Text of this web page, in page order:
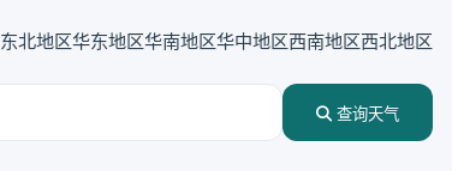
东北地区华东地区华南地区华中地区西南地区西北地区
查询天气